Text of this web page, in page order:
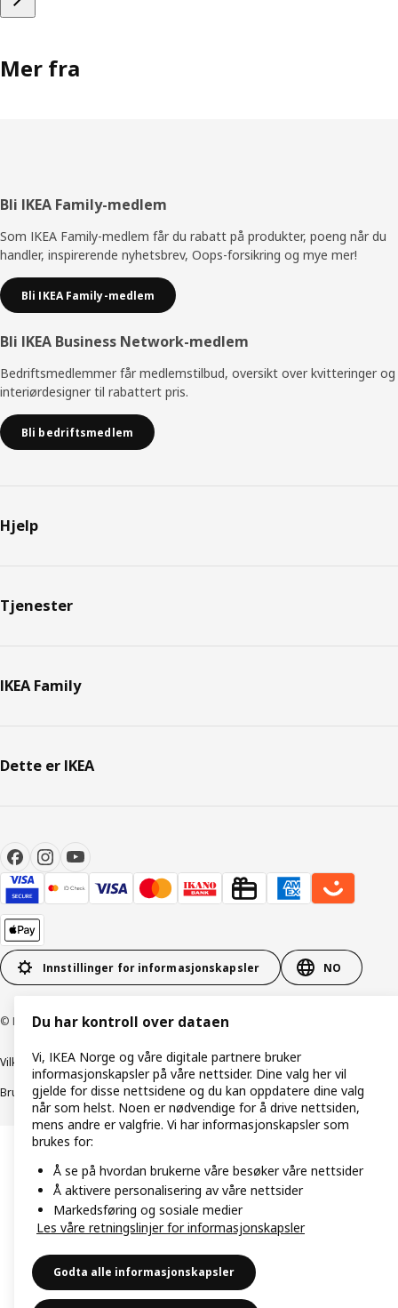
Mer fra
Bunntekst
Bli IKEA Family-medlem
Som IKEA Family-medlem får du rabatt på produkter, poeng når du
handler, inspirerende nyhetsbrev, Oops-forsikring og mye mer!
Bli IKEA Family-medlem
Bli IKEA Business Network-medlem
Bedriftsmedlemmer får medlemstilbud, oversikt over kvitteringer og
interiørdesigner til rabattert pris.
Bli bedriftsmedlem
Hjelp
Tjenester
IKEA Family
Dette er IKEA
Innstillinger for informasjonskapsler NO
© Inter IKEA Systems B.V. 1999–2026
Vilkår og betingelserRetningslinjer for personvern
Bruk av informasjonskapsler (Cookies)Retningslinjer for ansvarlig avsløring
Du har kontroll over dataen
Vi, IKEA Norge og våre digitale partnere bruker
informasjonskapsler på våre nettsider. Dine valg her vil
gjelde for disse nettsidene og du kan oppdatere dine valg
når som helst. Noen er nødvendige for å drive nettsiden,
mens andre er valgfrie. Vi har informasjonskapsler som
brukes for:
Å se på hvordan brukerne våre besøker våre nettsider
Å aktivere personalisering av våre nettsider
Markedsføring og sosiale medier
Les våre retningslinjer for informasjonskapsler
Godta alle informasjonskapsler